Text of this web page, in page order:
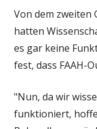
Von dem zweiten
hatten
es gar keine
fest, dass FAAH-
"Nun, da wir
funktioniert,